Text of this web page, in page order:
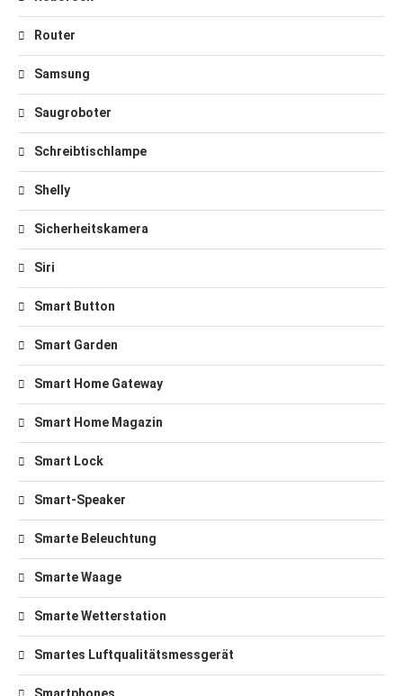
Router
Samsung
Saugroboter
Schreibtischlampe
Shelly
Sicherheitskamera
Siri
Smart Button
Smart Garden
Smart Home Gateway
Smart Home Magazin
Smart Lock
Smart-Speaker
Smarte Beleuchtung
Smarte Waage
Smarte Wetterstation
Smartes Luftqualitätsmessgerät